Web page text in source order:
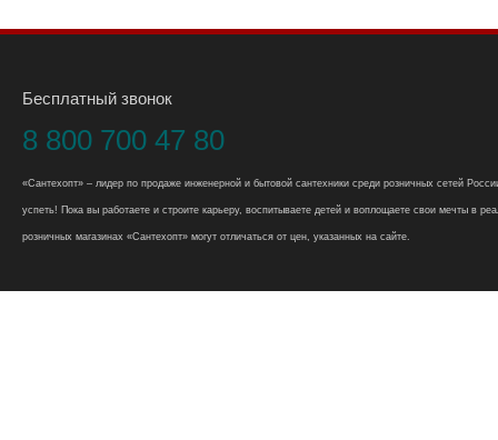
Бесплатный звонок
8 800 700 47 80
«Сантехопт» – лидер по продаже инженерной и бытовой сантехники среди розничных сетей
успеть! Пока вы работаете и строите карьеру, воспитываете детей и воплощаете свои мечты в
розничных магазинах «Сантехопт» могут отличаться от цен, указанных на сайте.